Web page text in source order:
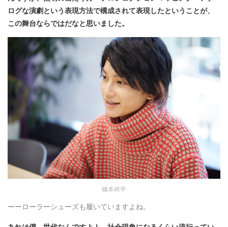
ログな演劇という表現方法で構成されて表現したということが、
この舞台ならではだなと思いました。
橋本祥平
ーーローラーシューズも履いていますよね。